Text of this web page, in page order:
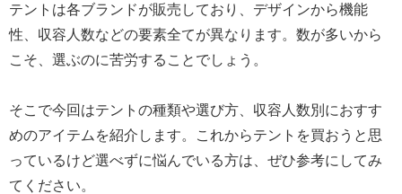
テントは各ブランドが販売しており、デザインから機能
性、収容人数などの要素全てが異なります。数が多いから
こそ、選ぶのに苦労することでしょう。
そこで今回はテントの種類や選び方、収容人数別におすす
めのアイテムを紹介します。これからテントを買おうと思
っているけど選べずに悩んでいる方は、ぜひ参考にしてみ
てください。